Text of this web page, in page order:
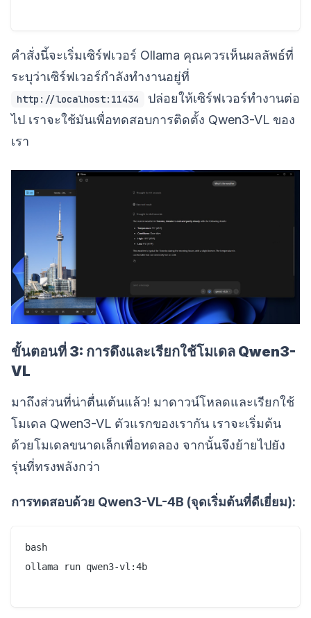
คำสั่งนี้จะเริ่มเซิร์ฟเวอร์ Ollama คุณควรเห็นผลลัพธ์ที่
ระบุว่าเซิร์ฟเวอร์กำลังทำงานอยู่ที่
http://localhost:11434
ปล่อยให้เซิร์ฟเวอร์ทำงานต่อ
ไป เราจะใช้มันเพื่อทดสอบการติดตั้ง Qwen3-VL ของ
เรา
ขั้นตอนที่ 3: การดึงและเรียกใช้โมเดล Qwen3-
VL
มาถึงส่วนที่น่าตื่นเต้นแล้ว! มาดาวน์โหลดและเรียกใช้
โมเดล Qwen3-VL ตัวแรกของเรากัน เราจะเริ่มต้น
ด้วยโมเดลขนาดเล็กเพื่อทดลอง จากนั้นจึงย้ายไปยัง
รุ่นที่ทรงพลังกว่า
การทดสอบด้วย Qwen3-VL-4B (จุดเริ่มต้นที่ดีเยี่ยม):
bash
ollama run qwen3-vl:4b